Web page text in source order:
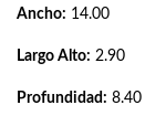
Ancho: 14.00
Largo Alto: 2.90
Profundidad: 8.40